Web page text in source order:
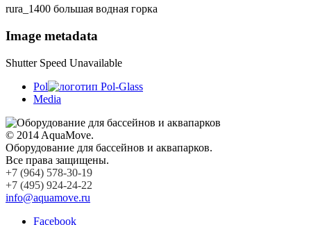
rura_1400 большая водная горка
Image metadata
Shutter Speed Unavailable
Pol
Media
© 2014 AquaMove.
Оборудование для бассейнов и аквапарков.
Все права защищены.
+7 (964) 578-30-19
+7 (495) 924-24-22
info@aquamove.ru
Facebook